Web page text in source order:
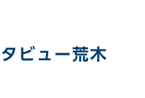
ビュー荒木